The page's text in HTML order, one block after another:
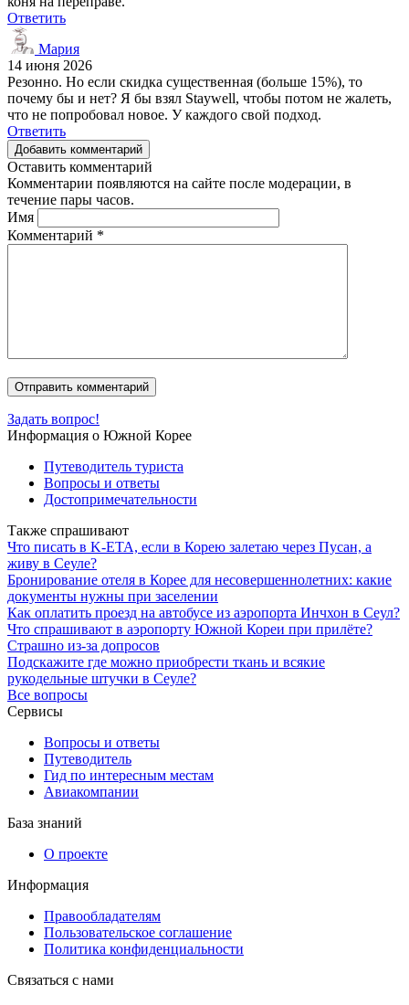
Ответить
Мария
14 июня 2026
Резонно. Но если скидка существенная (больше 15%), то
почему бы и нет? Я бы взял Staywell, чтобы потом не жалеть,
что не попробовал новое. У каждого свой подход.
Ответить
Добавить комментарий
Оставить комментарий
Комментарии появляются на сайте после модерации, в
течение пары часов.
Имя
Комментарий *
Задать вопрос!
Информация о Южной Корее
Путеводитель туриста
Вопросы и ответы
Достопримечательности
Также спрашивают
Что писать в K-ETA, если в Корею залетаю через Пусан, а
живу в Сеуле?
Бронирование отеля в Корее для несовершеннолетних: какие
документы нужны при заселении
Как оплатить проезд на автобусе из аэропорта Инчхон в Сеул?
Что спрашивают в аэропорту Южной Кореи при прилёте?
Страшно из-за допросов
Подскажите где можно приобрести ткань и всякие
рукодельные штучки в Сеуле?
Все вопросы
Сервисы
Вопросы и ответы
Путеводитель
Гид по интересным местам
Авиакомпании
База знаний
О проекте
Информация
Правообладателям
Пользовательское соглашение
Политика конфиденциальности
Связаться с нами